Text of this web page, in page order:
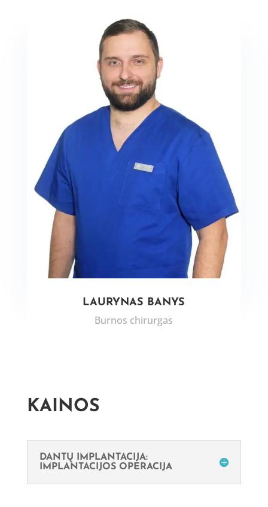
LAURYNAS BANYS
Burnos chirurgas
KAINOS
DANTŲ IMPLANTACIJA:
IMPLANTACIJOS OPERACIJA